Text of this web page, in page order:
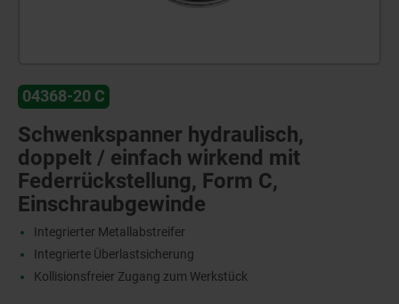
04368-20 C
Schwenkspanner hydraulisch,
doppelt / einfach wirkend mit
Federrückstellung, Form C,
Einschraubgewinde
Integrierter Metallabstreifer
Integrierte Überlastsicherung
Kollisionsfreier Zugang zum Werkstück